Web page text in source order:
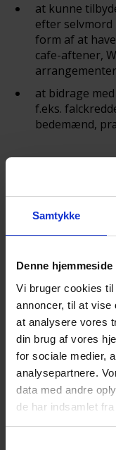
Samtykke
Denne
Vi bruger cookies
annoncer, til at vise
at analysere vores
din brug af vores
for sociale medier,
analysepartnere.
data med andre
de har indsamlet
at kunne
efter selvmord
form af at
cafe-aftener,
at bidrage
f.eks.
bedemænd,
– at gøre
og befolkningen
selvmord står med.
at udvide vores
at arbejde for
for efterladte
at arbejde for
for
tidsramme,
– for nogle
efter,
at gøre
selvmord står